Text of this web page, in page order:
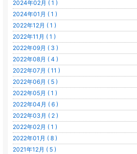
2024年02月 ( 1 )
2024年01月 ( 1 )
2022年12月 ( 1 )
2022年11月 ( 1 )
2022年09月 ( 3 )
2022年08月 ( 4 )
2022年07月 ( 11 )
2022年06月 ( 5 )
2022年05月 ( 1 )
2022年04月 ( 6 )
2022年03月 ( 2 )
2022年02月 ( 1 )
2022年01月 ( 8 )
2021年12月 ( 5 )